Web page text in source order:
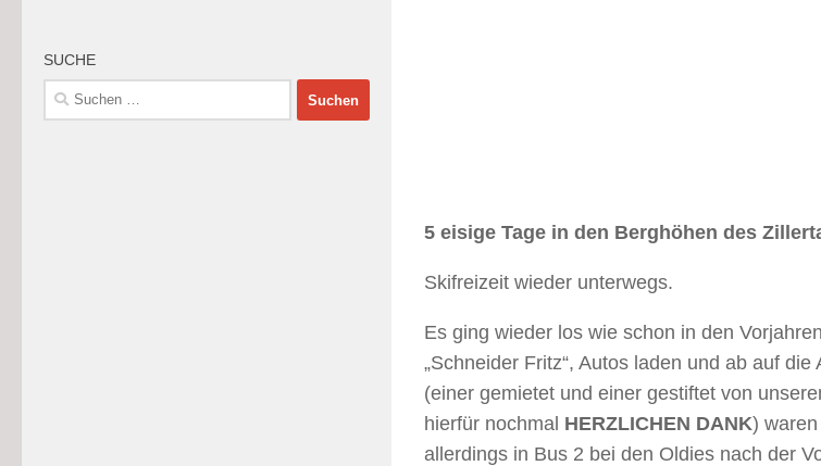
5 eisige Tage in den Berghöhen des
Skifreizeit wieder unterwegs.
Es ging wieder los wie schon in den
„Schneider Fritz“, Autos laden und ab auf
(einer gemietet und einer gestiftet von
hierfür nochmal HERZLICHEN DANK)
allerdings in Bus 2 bei den Oldies nach der
SUCHE
Suchen
nach: